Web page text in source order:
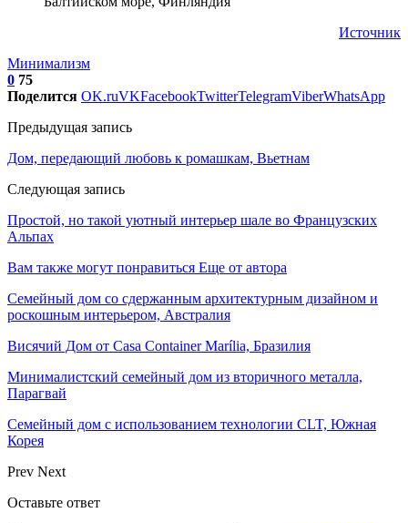
Источник
Минимализм
0 75
Поделится OK.ruVKFacebookTwitterTelegramViberWhatsApp
Предыдущая запись
Дом, передающий любовь к ромашкам, Вьетнам
Следующая запись
Простой, но такой уютный интерьер шале во Французских
Альпах
Вам также могут понравиться Еще от автора
Семейный дом со сдержанным архитектурным дизайном и
роскошным интерьером, Австралия
Висячий Дом от Casa Container Marília, Бразилия
Минималистский семейный дом из вторичного металла,
Парагвай
Семейный дом с использованием технологии CLT, Южная
Корея
Prev Next
Оставьте ответ